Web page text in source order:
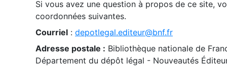
Si vous avez une question à propos de ce site,
coordonnées suivantes.
Courriel : depotlegal.editeur@bnf.fr
Adresse postale : Bibliothèque nationale de
Département du dépôt légal - Nouveautés